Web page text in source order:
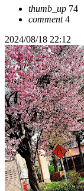
thumb_up 74
comment4
2024/08/18 22:12